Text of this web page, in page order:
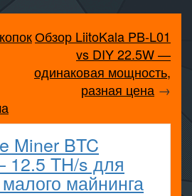
Обзор LiitoKala PB-L01
vs DIY 22.5W —
одинаковая мощность,
разная цена →
Miner BTC
TH/s для
майнинга